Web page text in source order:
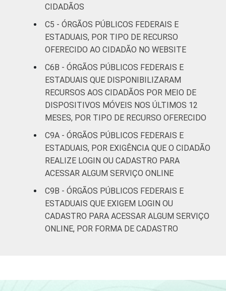
CIDADÃOS
C5 - ÓRGÃOS PÚBLICOS FEDERAIS E
ESTADUAIS, POR TIPO DE RECURSO
OFERECIDO AO CIDADÃO NO WEBSITE
C6B - ÓRGÃOS PÚBLICOS FEDERAIS E
ESTADUAIS QUE DISPONIBILIZARAM
RECURSOS AOS CIDADÃOS POR MEIO DE
DISPOSITIVOS MÓVEIS NOS ÚLTIMOS 12
MESES, POR TIPO DE RECURSO OFERECIDO
C9A - ÓRGÃOS PÚBLICOS FEDERAIS E
ESTADUAIS, POR EXIGÊNCIA QUE O CIDADÃO
REALIZE LOGIN OU CADASTRO PARA
ACESSAR ALGUM SERVIÇO ONLINE
C9B - ÓRGÃOS PÚBLICOS FEDERAIS E
ESTADUAIS QUE EXIGEM LOGIN OU
CADASTRO PARA ACESSAR ALGUM SERVIÇO
ONLINE, POR FORMA DE CADASTRO